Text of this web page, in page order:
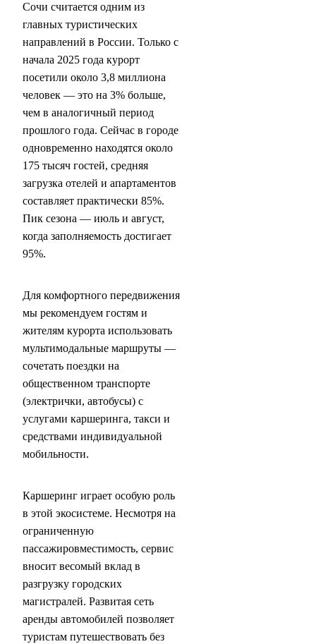
Сочи считается одним из
главных туристических
направлений в России. Только с
начала 2025 года курорт
посетили около 3,8 миллиона
человек — это на 3% больше,
чем в аналогичный период
прошлого года. Сейчас в городе
одновременно находятся около
175 тысяч гостей, средняя
загрузка отелей и апартаментов
составляет практически 85%.
Пик сезона — июль и август,
когда заполняемость достигает
95%.
Для комфортного передвижения
мы рекомендуем гостям и
жителям курорта использовать
мультимодальные маршруты —
сочетать поездки на
общественном транспорте
(электрички, автобусы) с
услугами каршеринга, такси и
средствами индивидуальной
мобильности.
Каршеринг играет особую роль
в этой экосистеме. Несмотря на
ограниченную
пассажировместимость, сервис
вносит весомый вклад в
разгрузку городских
магистралей. Развитая сеть
аренды автомобилей позволяет
туристам путешествовать без